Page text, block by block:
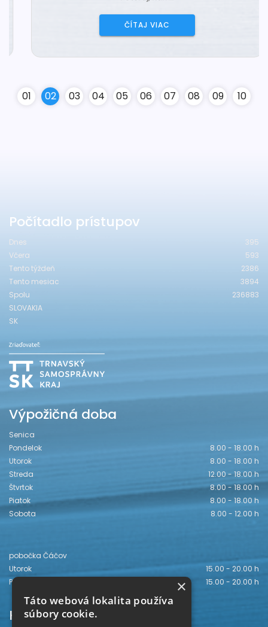
ČÍTAJ VIAC
01 02 03 04 05 06 07 08 09 10
Počítadlo prístupov
Dnes
395
Včera
593
Tento týždeň
2386
Tento mesiac
3894
Spolu
236883
SLOVAKIA
SK
Výpožičná doba
Senica
Pondelok
8.00 - 18.00 h
Utorok
8.00 - 18.00 h
Streda
12.00 - 18.00 h
Štvrtok
8.00 - 18.00 h
Piatok
8.00 - 18.00 h
Sobota
8.00 - 12.00 h
pobočka Čáčov
Utorok
15.00 - 20.00 h
Piatok
15.00 - 20.00 h
Kontakt
×
Táto webová lokalita používa
súbory cookie.